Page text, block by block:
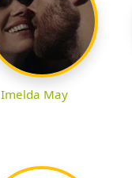
Imelda May